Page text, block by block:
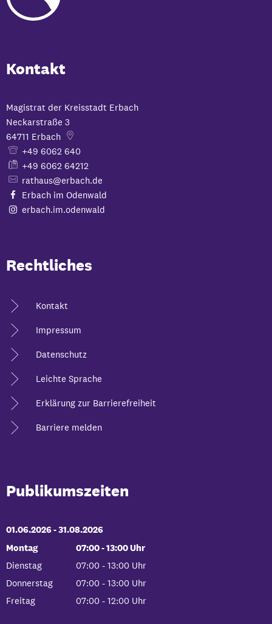
Kontakt
Magistrat der Kreisstadt Erbach
Neckarstraße 3
64711 Erbach
+49 6062 640
+49 6062 64212
rathaus@erbach.de
Erbach im Odenwald
erbach.im.odenwald
Rechtliches
Kontakt
Impressum
Datenschutz
Leichte Sprache
Erklärung zur Barrierefreiheit
Barriere melden
Publikumszeiten
01.06.2026-bis
31.08.2026
Montag
07:00-13:00Uhr
Von 07:00 bis 13:00 Uhr
Dienstag 07:00 - 13:00 Uhr
Von 07:00 bis 13:00 Uhr
Donnerstag 07:00 - 13:00 Uhr
Von 07:00 bis 13:00 Uhr
Freitag 07:00 - 12:00 Uhr